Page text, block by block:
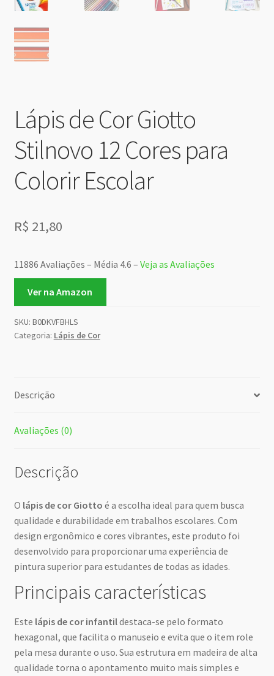
Lápis de Cor Giotto
Stilnovo 12 Cores para
Colorir Escolar
R$ 21,80
11886 Avaliações – Média 4.6 – Veja as Avaliações
Ver na Amazon
SKU: B0DKVFBHLS
Categoria: Lápis de Cor
Descrição
Avaliações (0)
Descrição
O lápis de cor Giotto é a escolha ideal para quem busca
qualidade e durabilidade em trabalhos escolares. Com
design ergonômico e cores vibrantes, este produto foi
desenvolvido para proporcionar uma experiência de
pintura superior para estudantes de todas as idades.
Principais características
Este lápis de cor infantildestaca-se pelo formato
hexagonal, que facilita o manuseio e evita que o item role
pela mesa durante o uso. Sua estrutura em madeira de alta
qualidade torna o apontamento muito mais simples e